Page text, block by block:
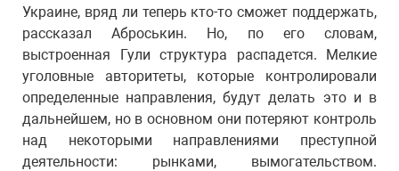
Украине, вряд ли теперь кто-то сможет поддержать,
рассказал Аброськин. Но, по его словам,
выстроенная Гули структура распадется. Мелкие
уголовные авторитеты, которые контролировали
определенные направления, будут делать это и в
дальнейшем, но в основном они потеряют контроль
над некоторыми направлениями преступной
деятельности: рынками, вымогательством.